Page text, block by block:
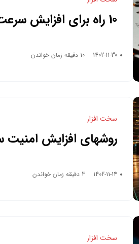
10 راه برای افزایش
1402-11-30 10 دقیقه زمان خواندن
سخت افزار
روشهای افزایش امنیت
1402-11-14 3 دقیقه زمان خواندن
سخت افزار